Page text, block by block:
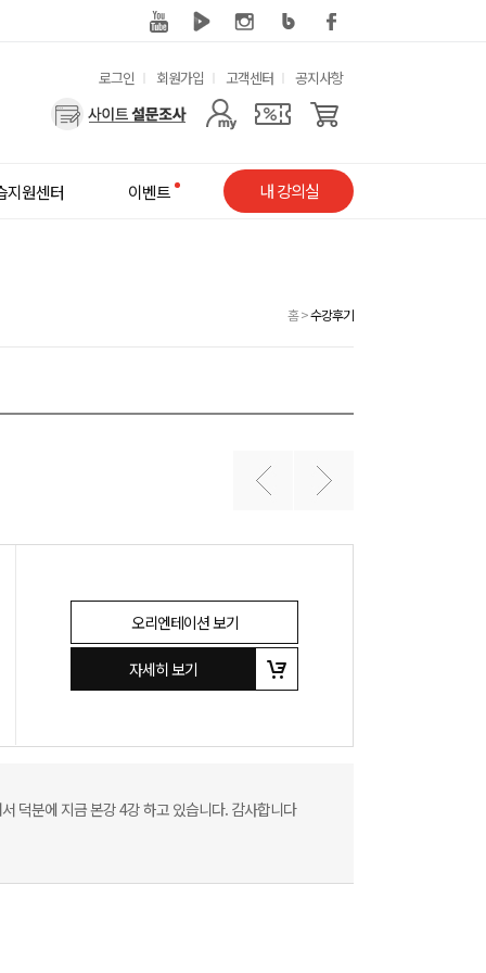
유
용
로그인 회원가입 고객센터 공지사항
사
메
지원센터 이벤트 내 강의실
홈>수강후기
오리엔테이션 보기
자세히 보기
덕분에 지금 본강 4강 하고 있습니다. 감사합니다